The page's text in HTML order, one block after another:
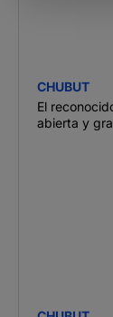
CHUBUT
El
abierta y